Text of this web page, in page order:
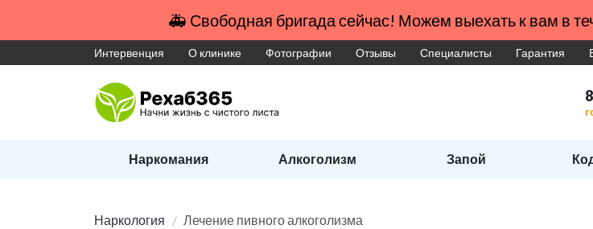
🚑 Свободная бригада сейчас! Можем выехать к вам в
Интервенция О клинике Фотографии Отзывы Специалисты Гарантия
Наркомания Алкоголизм Запой
Наркология Лечение пивного алкоголизма